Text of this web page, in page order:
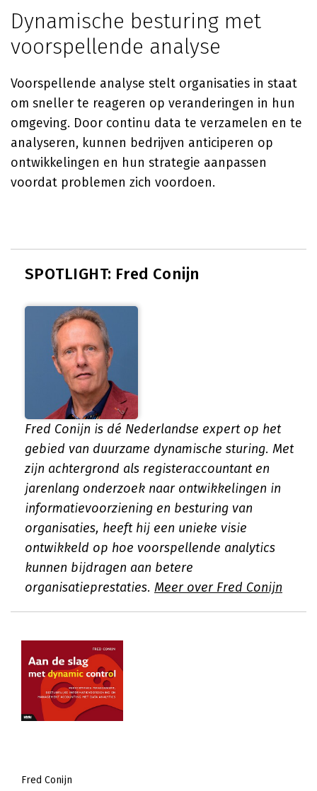
Dynamische besturing met
voorspellende analyse
Voorspellende analyse stelt organisaties in staat
om sneller te reageren op veranderingen in hun
omgeving. Door continu data te verzamelen en te
analyseren, kunnen bedrijven anticiperen op
ontwikkelingen en hun strategie aanpassen
voordat problemen zich voordoen.
SPOTLIGHT: Fred Conijn
Fred Conijn is dé Nederlandse expert op het
gebied van duurzame dynamische sturing. Met
zijn achtergrond als registeraccountant en
jarenlang onderzoek naar ontwikkelingen in
informatievoorziening en besturing van
organisaties, heeft hij een unieke visie
ontwikkeld op hoe voorspellende analytics
kunnen bijdragen aan betere
organisatieprestaties. Meer over Fred Conijn
Fred Conijn